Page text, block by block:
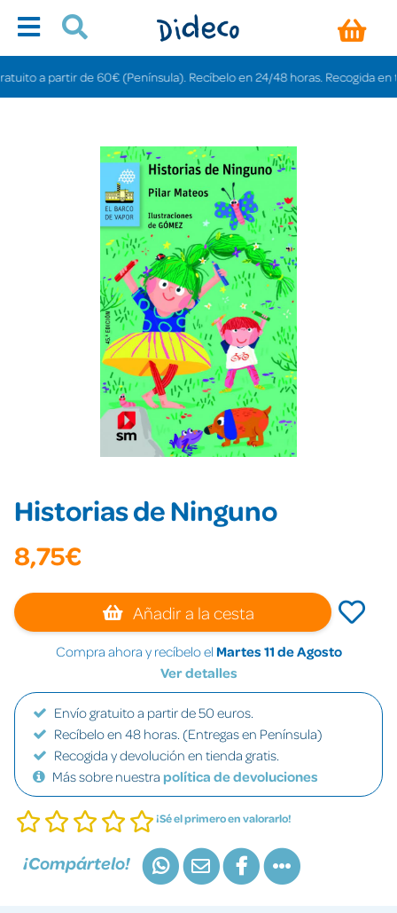
a partir de 60€ (Península). Recíbelo en 24/48 horas. Recogida en
Historias de Ninguno
8,75€
Añadir a la cesta
Compra ahora y recíbelo el Martes 11 de Agosto
Ver detalles
Envío gratuito a partir de 50 euros.
Recíbelo en 48 horas. (Entregas en Península)
Recogida y devolución en tienda gratis.
Más sobre nuestra política de devoluciones
¡Sé el primero en valorarlo!
¡Compártelo!